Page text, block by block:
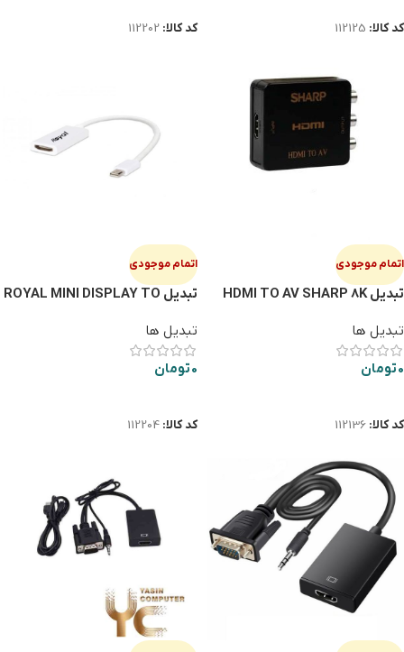
کد کالا: 112125
کد کالا: 112202
اتمام موجودی
تبدیل HDMI TO AV SHARP 8K
تبدیل ها
0تومان
کد کالا: 112136
اتمام موجودی
تبدیل ROYAL MINI DISPLAY TO
تبدیل ها
0تومان
کد کالا: 112204